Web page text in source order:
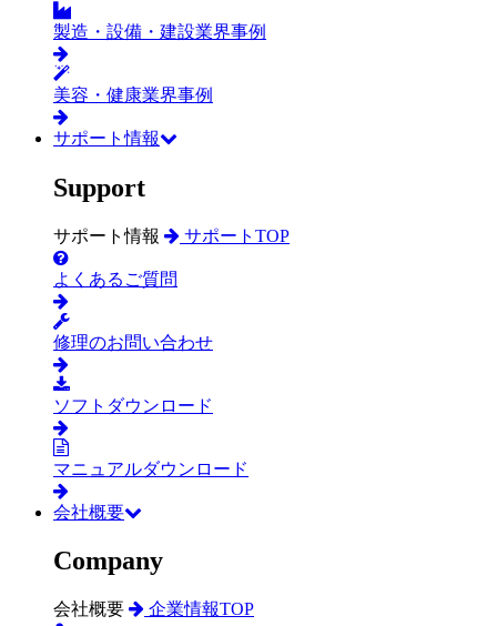
製造・設備・建設業界事例
美容・健康業界事例
サポート情報
Support
サポート情報 サポートTOP
よくあるご質問
修理のお問い合わせ
ソフトダウンロード
マニュアルダウンロード
会社概要
Company
会社概要 企業情報TOP